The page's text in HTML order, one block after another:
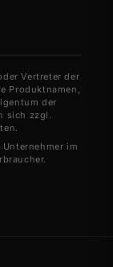
Vertreter der
Produktnamen,
der
sich zzgl.
im